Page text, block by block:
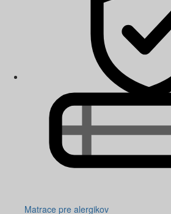
Matrace pre alergikov